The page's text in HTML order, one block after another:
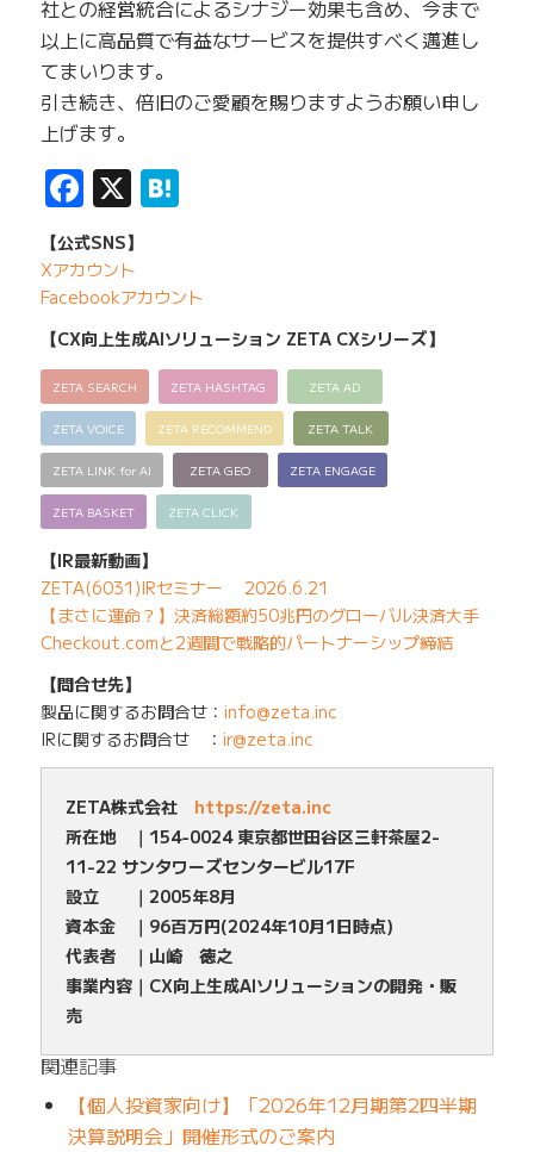
社との経営統合によるシナジー効果も含め、今まで
以上に高品質で有益なサービスを提供すべく邁進し
てまいります。
引き続き、倍旧のご愛顧を賜りますようお願い申し
上げます。
Facebook
X Hatena
【公式SNS】
Xアカウント
Facebookアカウント
【CX向上生成AIソリューション ZETA CXシリーズ】
ZETA SEARCH ZETA HASHTAG ZETA AD
ZETA VOICE ZETA RECOMMEND ZETA TALK
ZETA LINK for AI ZETA GEO ZETA ENGAGE
ZETA BASKET ZETA CLICK
【IR最新動画】
ZETA(6031)IRセミナー 2026.6.21
【まさに運命？】決済総額約50兆円のグローバル決済大手
Checkout.comと2週間で戦略的パートナーシップ締結
【問合せ先】
製品に関するお問合せ： info@zeta.inc
IRに関するお問合せ ： ir@zeta.inc
ZETA株式会社 https://zeta.inc
所在地 ｜154-0024 東京都世田谷区三軒茶屋2-
11-22 サンタワーズセンタービル17F
設立 ｜2005年8月
資本金 ｜96百万円(2024年10月1日時点)
代表者 ｜山崎 徳之
事業内容｜CX向上生成AIソリューションの開発・販
売
関連記事
【個人投資家向け】「2026年12月期第2四半期
決算説明会」開催形式のご案内